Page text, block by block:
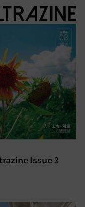
Issue 3